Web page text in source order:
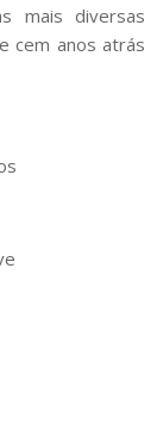
mais diversas
cem anos atrás